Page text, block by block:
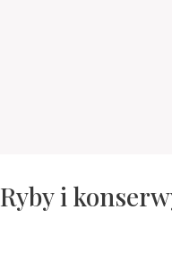
Ryby i